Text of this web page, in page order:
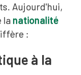
Aujourd'hui,
la nationalité
:
à la